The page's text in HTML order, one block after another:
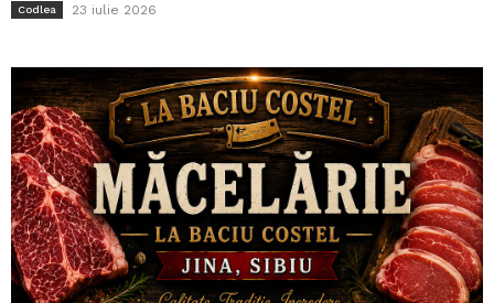
Codlea 23 iulie 2026